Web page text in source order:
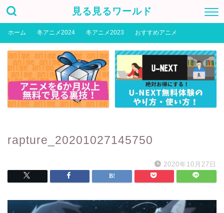
見る見るワールド
ホーム 冬アニメ2024 冬アニメ2023 おすすめアニメ
rapture_20201027145750
2020年10月27日